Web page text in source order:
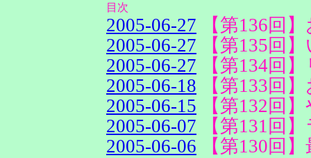
目次
2005-06-27 【第136回
2005-06-27 【第135回
2005-06-27 【第134回
2005-06-18 【第133回
2005-06-15 【第132回
2005-06-07 【第131回
2005-06-06 【第130回